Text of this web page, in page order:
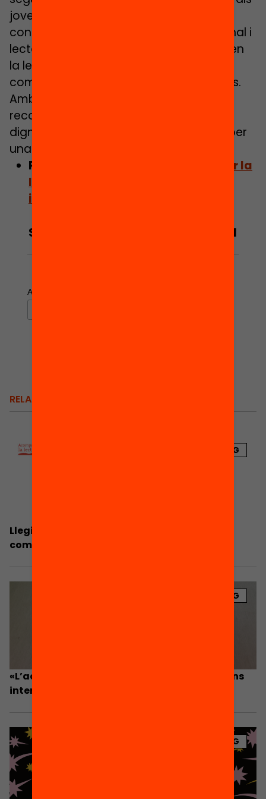
joves un espai segur on llegir, créixer i
connectar. L’acompanyament emocional i
lector genera vincles que transcendeixen
la lectura, i enforteix l’autoestima i les
competències comunicatives dels joves.
Amb actes de tancament solemnes i
reconeixements personals, el projecte
dignifica l’experiència lectora i aposta per
una adolescència amb futur.
Recupera la jornada “
Acompanyar la
lectura. Un compromís amb la
infància
Subscriu-te al butlletí per estar al
Adreça electrònica
RELACIONATS
BLOG
Llegir per impulsar oportunitats: 3 veus
compromeses amb la infància
BLOG
«L’accés a la lectura és una qüestió social, ens
interpel·la a tots»
BLOG